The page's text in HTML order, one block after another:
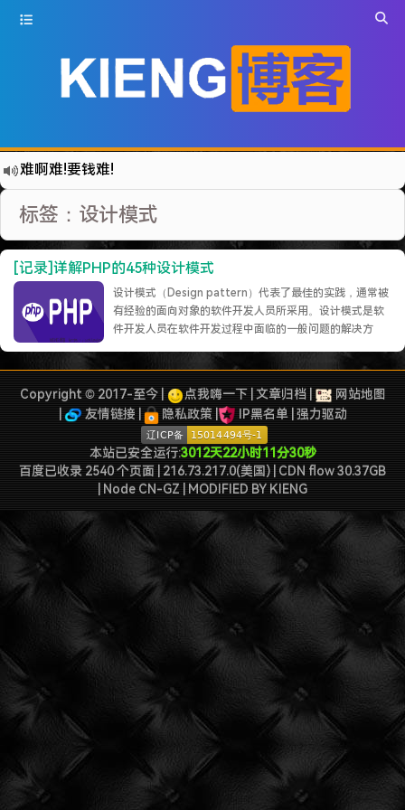
难啊难!要钱难!
有点伤心了,今年净遇到王某海这种人.
难啊难...
七牛的JS SDK 的文档真坑啊.
蓝奏云分享部分地区无法访问需手动修改www.lanzous.com变为:www.lanzoux.com
好气啊~原来使用的CDN服务商莫名其妙的给我服务取消了~
遇见一个沙雕汽车人.
2022-09-04被罚款200元记6分.
特么的.电脑风扇坏了.快递还全部停发.太难了...求求了.疫情赶紧走吧.
标签：设计模式
[记录]详解PHP的45种设计模式
设计模式（Design pattern）代表了最佳的实践，通常被
有经验的面向对象的软件开发人员所采用。设计模式是软
件开发人员在软件开发过程中面临的一般问题的解决方
时间的试验和错误总结出来的。设计模式是一套被反复使
总结。使用设计模式是为了重用代码、让代码更……继续阅
读 »
Copyright © 2017-至今 | 点我嗨一下| 文章归档|
网站地图
友情链接 隐私政策| IP黑名单 强力驱动
本站已安全运行:3012天22小时11分30秒
百度已收录 2540 个页面 | 216.73.217.0(美国) | CDN flow 30.37GB
| Node CN-GZ | MODIFIED BY KIENG